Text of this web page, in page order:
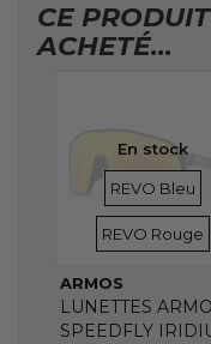
CE
ACHETÉ...
En stock
VERRES
REVO Bleu
REVO Rouge
ARMOS
LUNETTES
SPEEDFLY